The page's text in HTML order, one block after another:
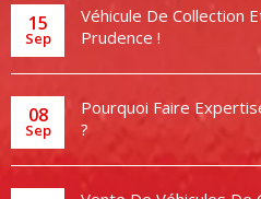
15
Sep
Véhicule De Collection
Prudence !
08
Sep
Pourquoi Faire
?